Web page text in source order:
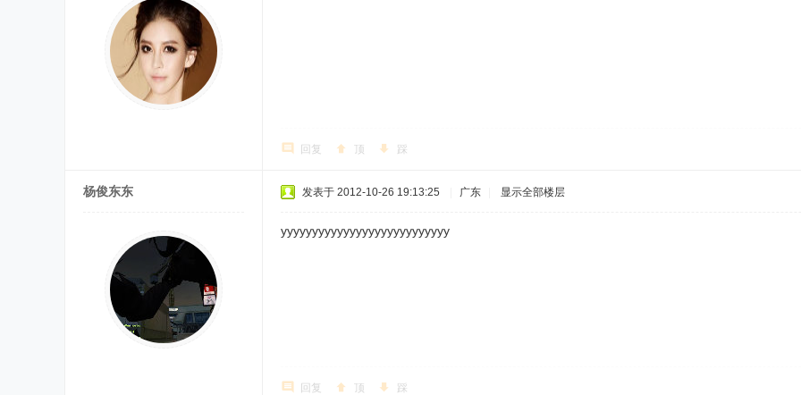
回复 顶 踩
杨俊东东 发表于 2012-10-26 19:13:25 广东 显示全部楼层
yyyyyyyyyyyyyyyyyyyyyyyyyyy
回复 顶 踩